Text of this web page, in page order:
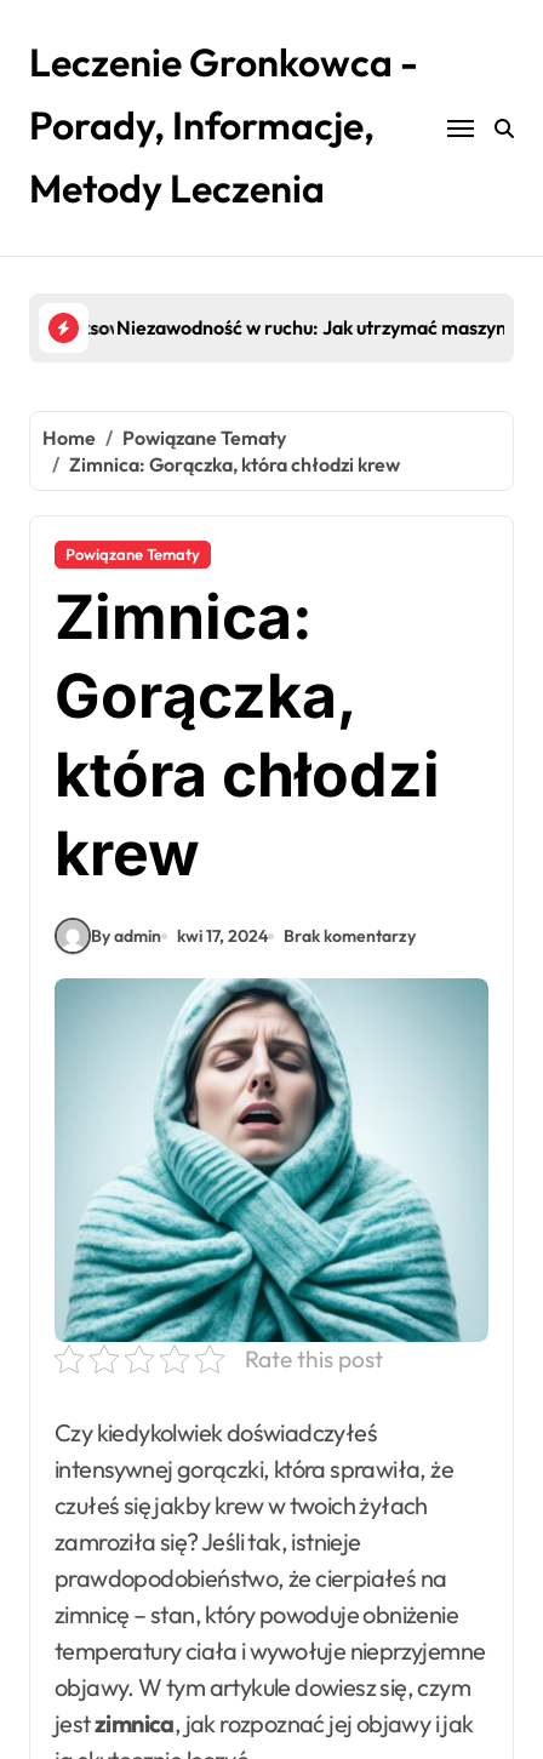
contentLeczenie Gronkowca -
Porady, Informacje,
Metody Leczenia
kompleksowy przewodnik po pielęgnacji i efektywności
Niezawodność w ruchu: Jak utrzymać maszyny
Home
Powiązane Tematy
Zimnica: Gorączka, która chłodzi krew
Powiązane Tematy
Zimnica:
Gorączka,
która chłodzi
krew
By admin kwi 17, 2024 Brak komentarzy
Rate this post
Czy kiedykolwiek doświadczyłeś
intensywnej gorączki, która sprawiła, że
czułeś się jakby krew w twoich żyłach
zamroziła się? Jeśli tak, istnieje
prawdopodobieństwo, że cierpiałeś na
zimnicę – stan, który powoduje obniżenie
temperatury ciała i wywołuje nieprzyjemne
objawy. W tym artykule dowiesz się, czym
jestzimnica, jak rozpoznać jej objawy i jak